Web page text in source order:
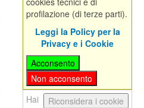
profilazione (di terze parti).
Leggi la Policy per la
Privacy e i Cookie
Acconsento
Non acconsento
Riconsidera i cookie
Hai